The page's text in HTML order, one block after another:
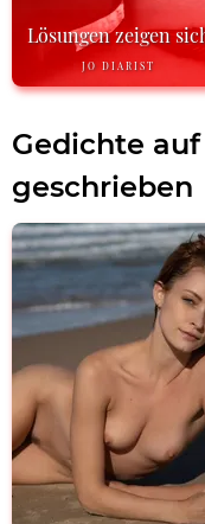
Lösungen zeigen
JO DIARIST
Gedichte
geschrieben